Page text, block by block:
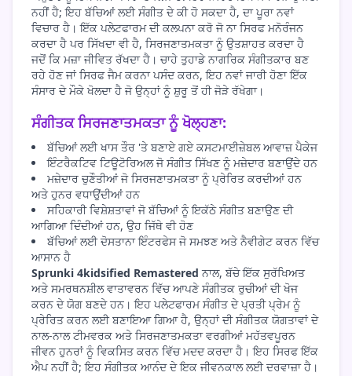
ਨਹੀਂ ਹੈ; ਇਹ ਬੱਚਿਆਂ ਲਈ ਸੰਗੀਤ ਦੇ ਕੀ ਹੋ ਸਕਦਾ ਹੈ, ਦਾ ਪੂਰਾ ਨਵਾਂ
ਵਿਚਾਰ ਹੈ। ਇੱਕ ਪਲੇਟਫਾਰਮ ਦੀ ਕਲਪਨਾ ਕਰੋ ਜੋ ਨਾ ਸਿਰਫ ਮਨੋਰੰਜਨ
ਕਰਦਾ ਹੈ ਪਰ ਸਿੱਖਦਾ ਵੀ ਹੈ, ਸਿਰਜਣਾਤਮਕਤਾ ਨੂੰ ਉਤਸ਼ਾਹਤ ਕਰਦਾ ਹੈ
ਜਦੋਂ ਕਿ ਮਜ਼ਾ ਜੀਵਿਤ ਰੱਖਦਾ ਹੈ। ਚਾਹੇ ਤੁਹਾਡੇ ਨਾਗਰਿਕ ਸੰਗੀਤਕਾਰ ਬਣ
ਰਹੇ ਹੋਣ ਜਾਂ ਸਿਰਫ ਜੈਮ ਕਰਨਾ ਪਸੰਦ ਕਰਨ, ਇਹ ਨਵਾਂ ਜਾਰੀ ਹੋਣਾ ਇੱਕ
ਸੰਸਾਰ ਦੇ ਮੌਕੇ ਖੋਲਦਾ ਹੈ ਜੋ ਉਨ੍ਹਾਂ ਨੂੰ ਸ਼ੁਰੂ ਤੋਂ ਹੀ ਜੋੜੇ ਰੱਖੇਗਾ।
ਸੰਗੀਤਕ ਸਿਰਜਣਾਤਮਕਤਾ ਨੂੰ ਖੋਲ੍ਹਣਾ:
ਬੱਚਿਆਂ ਲਈ ਖਾਸ ਤੌਰ 'ਤੇ ਬਣਾਏ ਗਏ ਕਸਟਮਾਈਜ਼ੇਬਲ ਆਵਾਜ਼ ਪੈਕੇਜ
ਇੰਟਰੈਕਟਿਵ ਟਿਊਟੋਰਿਅਲ ਜੋ ਸੰਗੀਤ ਸਿੱਖਣ ਨੂੰ ਮਜ਼ੇਦਾਰ ਬਣਾਉਂਦੇ ਹਨ
ਮਜ਼ੇਦਾਰ ਚੁਣੌਤੀਆਂ ਜੋ ਸਿਰਜਣਾਤਮਕਤਾ ਨੂੰ ਪ੍ਰੇਰਿਤ ਕਰਦੀਆਂ ਹਨ
ਅਤੇ ਹੁਨਰ ਵਧਾਉਂਦੀਆਂ ਹਨ
ਸਹਿਕਾਰੀ ਵਿਸ਼ੇਸ਼ਤਾਵਾਂ ਜੋ ਬੱਚਿਆਂ ਨੂੰ ਇਕੱਠੇ ਸੰਗੀਤ ਬਣਾਉਣ ਦੀ
ਆਗਿਆ ਦਿੰਦੀਆਂ ਹਨ, ਉਹ ਜਿੱਥੇ ਵੀ ਹੋਣ
ਬੱਚਿਆਂ ਲਈ ਦੋਸਤਾਨਾ ਇੰਟਰਫੇਸ ਜੋ ਸਮਝਣ ਅਤੇ ਨੈਵੀਗੇਟ ਕਰਨ ਵਿੱਚ
ਆਸਾਨ ਹੈ
Sprunki 4kidsified Remastered ਨਾਲ, ਬੱਚੇ ਇੱਕ ਸੁਰੱਖਿਅਤ
ਅਤੇ ਸਮਰਥਨਸ਼ੀਲ ਵਾਤਾਵਰਨ ਵਿੱਚ ਆਪਣੇ ਸੰਗੀਤਕ ਰੁਚੀਆਂ ਦੀ ਖੋਜ
ਕਰਨ ਦੇ ਯੋਗ ਬਣਦੇ ਹਨ। ਇਹ ਪਲੇਟਫਾਰਮ ਸੰਗੀਤ ਦੇ ਪ੍ਰਤੀ ਪ੍ਰੇਮ ਨੂੰ
ਪ੍ਰੇਰਿਤ ਕਰਨ ਲਈ ਬਣਾਇਆ ਗਿਆ ਹੈ, ਉਨ੍ਹਾਂ ਦੀ ਸੰਗੀਤਕ ਯੋਗਤਾਵਾਂ ਦੇ
ਨਾਲ-ਨਾਲ ਟੀਮਵਰਕ ਅਤੇ ਸਿਰਜਣਾਤਮਕਤਾ ਵਰਗੀਆਂ ਮਹੱਤਵਪੂਰਨ
ਜੀਵਨ ਹੁਨਰਾਂ ਨੂੰ ਵਿਕਸਿਤ ਕਰਨ ਵਿੱਚ ਮਦਦ ਕਰਦਾ ਹੈ। ਇਹ ਸਿਰਫ ਇੱਕ
ਐਪ ਨਹੀਂ ਹੈ; ਇਹ ਸੰਗੀਤਕ ਆਨੰਦ ਦੇ ਇਕ ਜੀਵਨਕਾਲ ਲਈ ਦਰਵਾਜ਼ਾ ਹੈ।